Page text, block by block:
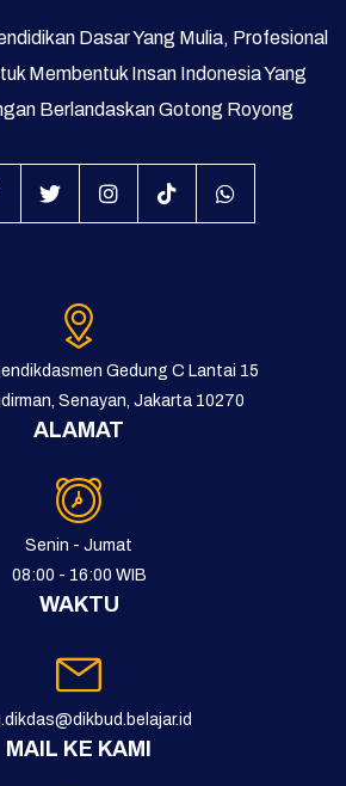
Dasar Yang Mulia, Profesional
Membentuk Insan Indonesia Yang
Berlandaskan Gotong Royong
Gedung C Lantai 15
Senayan, Jakarta 10270
ALAMAT
Senin - Jumat
08:00 - 16:00 WIB
WAKTU
MAIL KE KAMI